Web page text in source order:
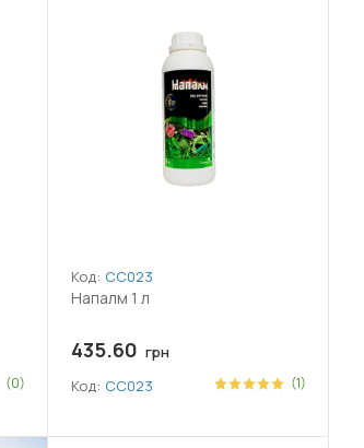
(0)
Код: СС023
Напалм 1 л
435.60 грн
Код: СС023 (1)